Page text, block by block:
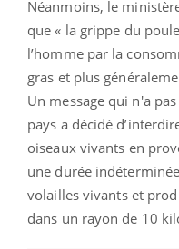
Néanmoins, le
que « la grippe du
l’homme par la
gras et plus
Un message qui n'a
pays a décidé
oiseaux vivants en
une durée
volailles vivants et
dans un rayon de 10